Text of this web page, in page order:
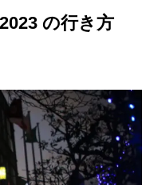
の行き方